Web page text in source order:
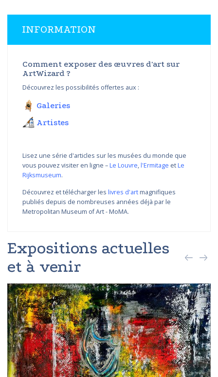
INFORMATION
Comment exposer des œuvres d'art sur
ArtWizard ?
Découvrez les possibilités offertes aux :
Galeries
Artistes
Lisez une série d'articles sur les musées du monde que
vous pouvez visiter en ligne –Le Louvre,l'Ermitage etLe
Rijksmuseum.
Découvrez et télécharger les livres d'artmagnifiques
publiés depuis de nombreuses années déjà par le
Metropolitan Museum of Art - MoMA.
Expositions actuelles
et à venir